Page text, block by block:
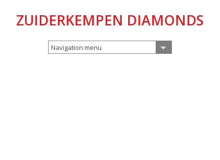
ZUIDERKEMPEN DIAMONDS
Navigation menu